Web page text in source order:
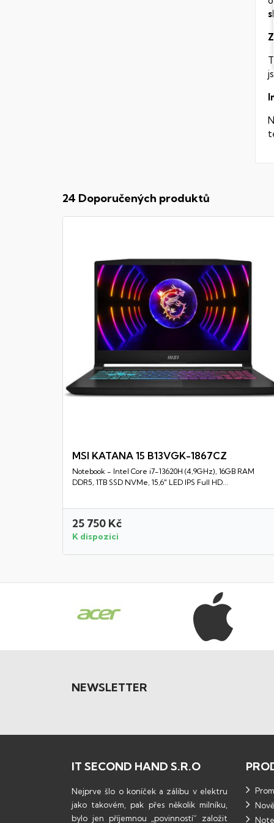
24 Doporučených produktů
Rychlý náhled
MSI KATANA 15 B13VGK-1867CZ
Notebook - Intel Core i7-13620H (4,9GHz), 16GB RAM
DDR5, 1TB SSD NVMe, 15,6" LED IPS Full HD...
25 750 Kč
K dispozici
NEWSLETTER
IT SECOND HAND S.R.O
Nejprve šlo o koníček a zálibu v elektru
jako takovém, pak přes několik milníku,
bylo jen příjemnou „povinností“ založit